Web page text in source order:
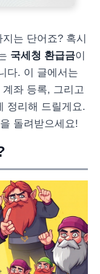
는 단어죠? 혹시
국세청 환급금이
다. 이 글에서는
좌 등록, 그리고
정리해 드릴게요.
돌려받으세요!